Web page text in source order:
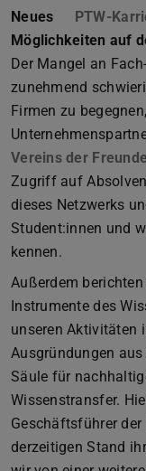
Neues PTW-
Möglichkeiten auf
Der Mangel an
zunehmend
Firmen zu
Vereins der
Zugriff auf
dieses Netzwerks
Student:innen und
kennen.
Außerdem
Instrumente des
unseren Aktivitäten
Ausgründungen
Säule für
Wissenstransfer.
Geschäftsführer der
derzeitigen Stand